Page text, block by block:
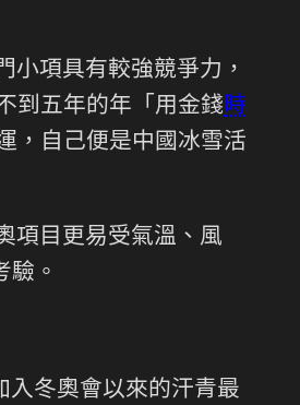
小項具有較強競爭力，
到五年的年「用金錢時
，自己便是中國冰雪活
項目更易受氣溫、風
驗。
入冬奧會以來的汗青最